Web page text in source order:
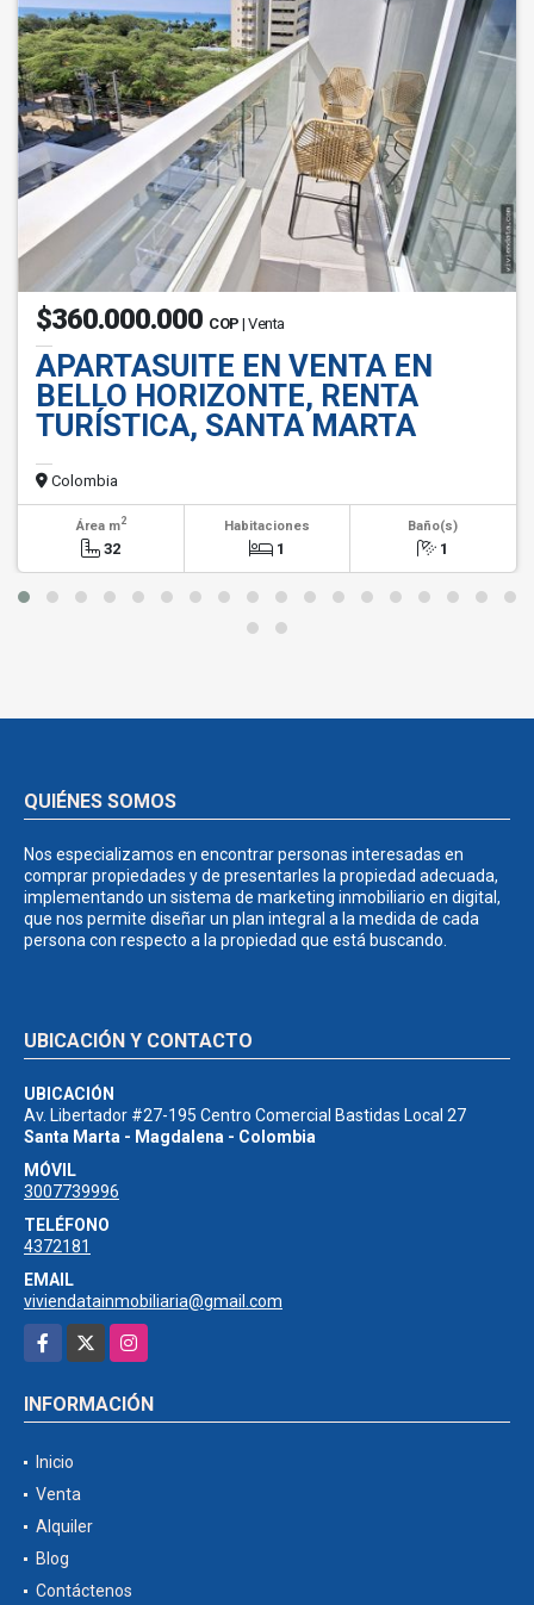
$360.000.000 COP | Venta
APARTASUITE EN VENTA EN
BELLO HORIZONTE, RENTA
TURÍSTICA, SANTA MARTA
Colombia
Área m2
32
Habitaciones
1
Baño(s)
1
QUIÉNES SOMOS
Nos especializamos en encontrar personas interesadas en
comprar propiedades y de presentarles la propiedad adecuada,
implementando un sistema de marketing inmobiliario en digital,
que nos permite diseñar un plan integral a la medida de cada
persona con respecto a la propiedad que está buscando.
UBICACIÓN Y CONTACTO
UBICACIÓN
Av. Libertador #27-195 Centro Comercial Bastidas Local 27
Santa Marta - Magdalena - Colombia
MÓVIL
3007739996
TELÉFONO
4372181
EMAIL
viviendatainmobiliaria@gmail.com
Facebook
Instagram
INFORMACIÓN
Inicio
Venta
Alquiler
Blog
Contáctenos